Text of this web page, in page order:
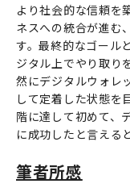
より社会的な信頼を
ネスへの統合が進む
す。最終的なゴール
ジタル上でやり取り
然にデジタルウォレ
して定着した状態を
階に達して初めて、
に成功したと言える
筆者所感